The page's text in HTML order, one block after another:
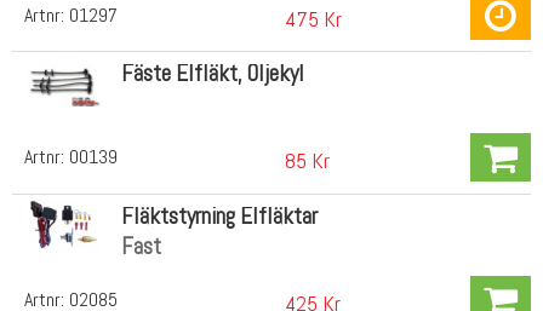
Artnr: 01297 475 Kr
Artnr: 00139
Fäste Elfläkt, Oljekyl
85 Kr
Artnr: 02085
Fläktstyrning Elfläktar
Fast
425 Kr